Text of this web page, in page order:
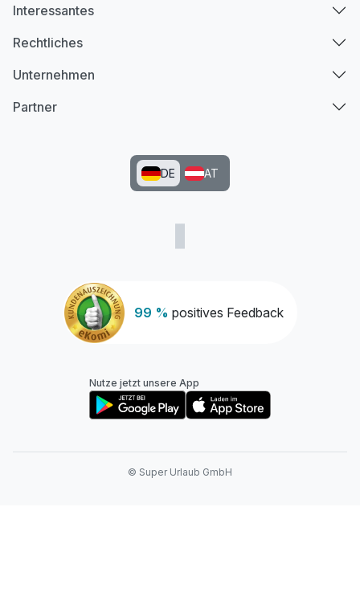
99 % positives Feedback
Interessantes
Rechtliches
Unternehmen
Partner
DE AT
Nutze jetzt unsere App
© Super Urlaub GmbH